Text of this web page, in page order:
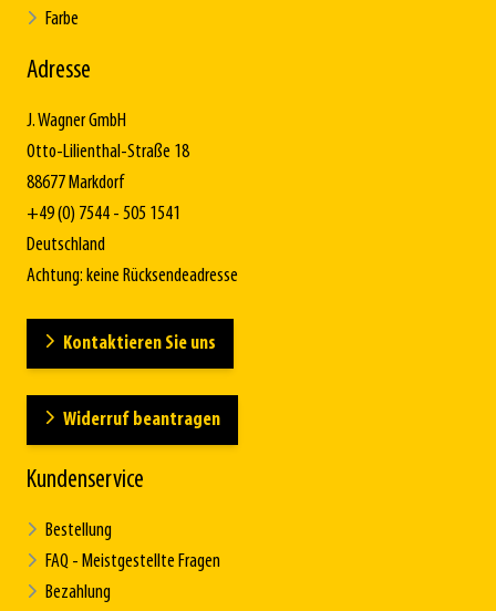
Farbe
Adresse
J. Wagner GmbH
Otto-Lilienthal-Straße 18
88677 Markdorf
+49 (0) 7544 - 505 1541
Deutschland
Achtung: keine Rücksendeadresse
Kontaktieren Sie uns
Widerruf beantragen
Kundenservice
Bestellung
FAQ - Meistgestellte Fragen
Bezahlung